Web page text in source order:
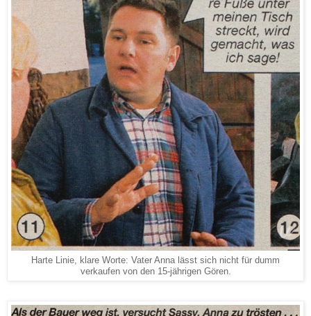
Harte Linie, klare Worte: Vater Anna lässt sich nicht für dumm
verkaufen von den 15-jährigen Gören.